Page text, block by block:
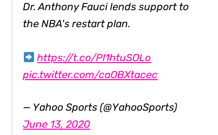
Dr. Anthony Fauci lends support to
the NBA's restart plan.
https://t.co/Pl1htuSOLo
pic.twitter.com/caOBXtacec
— Yahoo Sports (@YahooSports)
June 13, 2020